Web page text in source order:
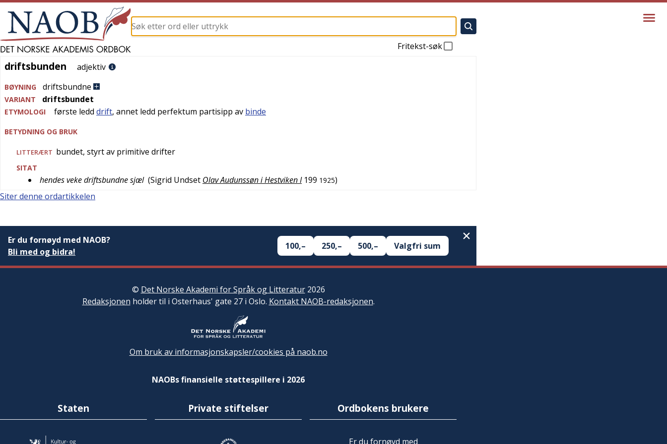
Fritekst-søk
driftsbunden
driftsbunden adjektiv
BØYNING driftsbundne
VARIANT driftsbundet
ETYMOLOGI første ledd drift, annet ledd perfektum partisipp av binde
BETYDNING OG BRUK
LITTERÆRT bundet, styrt av primitive drifter
SITAT
hendes veke driftsbundne sjæl (Sigrid Undset Olav Audunssøn i Hestviken I 199 1925)
Siter denne ordartikkelen
Er du fornøyd med NAOB?
Bli med og bidra!
100,– 250,– 500,– Valgfri sum
© Det Norske Akademi for Språk og Litteratur2026
Redaksjonen holder til i Osterhaus' gate 27 i Oslo. Kontakt NAOB-redaksjonen.
Om bruk av informasjonskapsler/cookies på naob.no
NAOBs finansielle støttespillere i 2026
Staten Private stiftelser Ordbokens brukere
Er du fornøyd med